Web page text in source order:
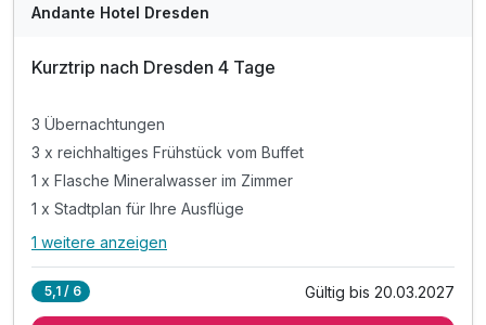
Andante Hotel Dresden
Kurztrip nach Dresden 4 Tage
3 Übernachtungen
3 x reichhaltiges Frühstück vom Buffet
1 x Flasche Mineralwasser im Zimmer
1 x Stadtplan für Ihre Ausflüge
Alle Inklusivleistungen
1 weitere anzeigen
5,1 / 6 Gültig bis 20.03.2027